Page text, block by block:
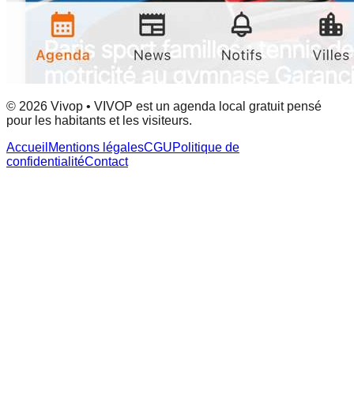
© 2026 Vivop • VIVOP est un agenda local gratuit pensé
pour les habitants et les visiteurs.
Accueil Mentions légalesCGUPolitique de
confidentialitéContact